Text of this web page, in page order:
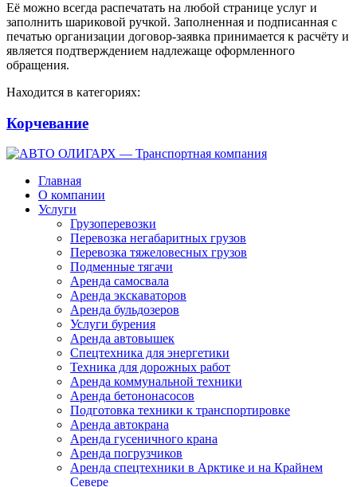
Её можно всегда распечатать на любой странице услуг и
заполнить шариковой ручкой. Заполненная и подписанная с
печатью организации договор-заявка принимается к расчёту и
является подтверждением надлежаще оформленного
обращения.
Находится в категориях:
Корчевание
Главная
О компании
Услуги
Грузоперевозки
Перевозка негабаритных грузов
Перевозка тяжеловесных грузов
Подменные тягачи
Аренда самосвала
Аренда экскаваторов
Аренда бульдозеров
Услуги бурения
Аренда автовышек
Спецтехника для энергетики
Техника для дорожных работ
Аренда коммунальной техники
Аренда бетононасосов
Подготовка техники к транспортировке
Аренда автокрана
Аренда гусеничного крана
Аренда погрузчиков
Аренда спецтехники в Арктике и на Крайнем
Севере